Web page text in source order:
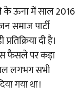
के ऊना में साल 2016
समाज पार्टी
दी है।
फैसले पर कड़ा
लगभग सभी
गया था।